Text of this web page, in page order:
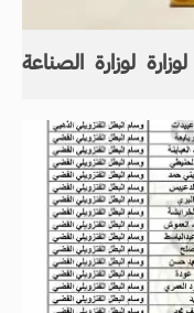
لوزارة الصناعة